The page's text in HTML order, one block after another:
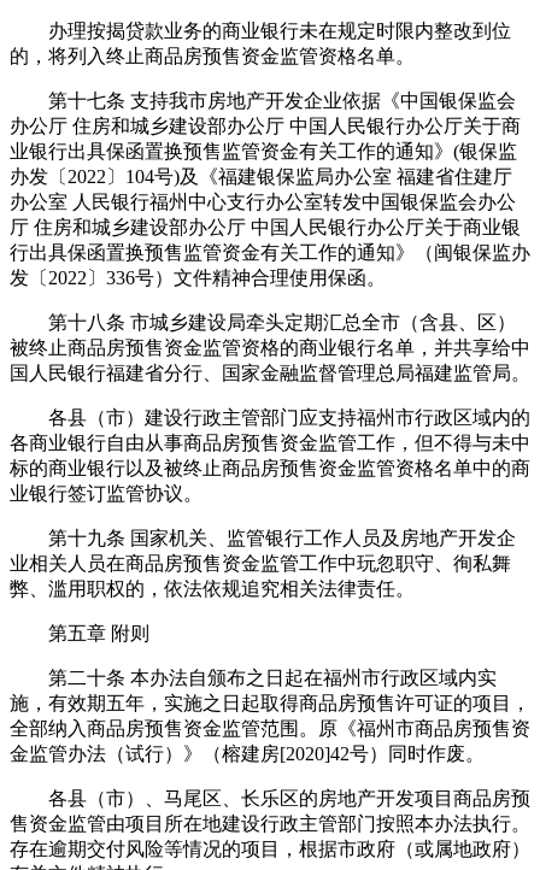
办理按揭贷款业务的商业银行未在规定时限内整改到位
的，将列入终止商品房预售资金监管资格名单。
第十七条 支持我市房地产开发企业依据《中国银保监会
办公厅 住房和城乡建设部办公厅 中国人民银行办公厅关于商
业银行出具保函置换预售监管资金有关工作的通知》(银保监
办发〔2022〕104号)及《福建银保监局办公室 福建省住建厅
办公室 人民银行福州中心支行办公室转发中国银保监会办公
厅 住房和城乡建设部办公厅 中国人民银行办公厅关于商业银
行出具保函置换预售监管资金有关工作的通知》（闽银保监办
发〔2022〕336号）文件精神合理使用保函。
第十八条 市城乡建设局牵头定期汇总全市（含县、区）
被终止商品房预售资金监管资格的商业银行名单，并共享给中
国人民银行福建省分行、国家金融监督管理总局福建监管局。
各县（市）建设行政主管部门应支持福州市行政区域内的
各商业银行自由从事商品房预售资金监管工作，但不得与未中
标的商业银行以及被终止商品房预售资金监管资格名单中的商
业银行签订监管协议。
第十九条 国家机关、监管银行工作人员及房地产开发企
业相关人员在商品房预售资金监管工作中玩忽职守、徇私舞
弊、滥用职权的，依法依规追究相关法律责任。
第五章 附则
第二十条 本办法自颁布之日起在福州市行政区域内实
施，有效期五年，实施之日起取得商品房预售许可证的项目，
全部纳入商品房预售资金监管范围。原《福州市商品房预售资
金监管办法（试行）》（榕建房[2020]42号）同时作废。
各县（市）、马尾区、长乐区的房地产开发项目商品房预
售资金监管由项目所在地建设行政主管部门按照本办法执行。
存在逾期交付风险等情况的项目，根据市政府（或属地政府）